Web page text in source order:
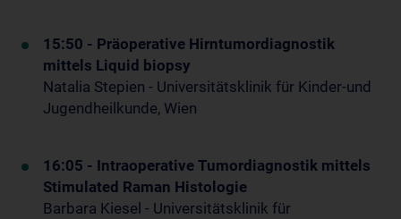
15:50 - Präoperative Hirntumordiagnostik
mittels Liquid biopsy
Natalia Stepien - Universitätsklinik für Kinder-und
Jugendheilkunde, Wien
16:05 - Intraoperative Tumordiagnostik mittels
Stimulated Raman Histologie
Barbara Kiesel - Universitätsklinik für